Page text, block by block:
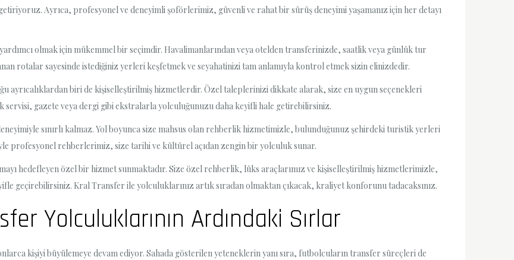
Ayrıca, profesyonel ve deneyimli şoförlerimiz, güvenli ve rahat bir sürüş deneyimi yaşamanız için her detayı
olmak için mükemmel bir seçimdir. Havalimanlarından veya otelden transferinizde, saatlik veya günlük tur
rotalar sayesinde istediğiniz yerleri keşfetmek ve seyahatinizi tam anlamıyla kontrol etmek sizin elinizdedir.
ayrıcalıklardan biri de kişiselleştirilmiş hizmetlerdir. Özel taleplerinizi dikkate alarak, size en uygun seçenekleri
servisi, gazete veya dergi gibi ekstralarla yolculuğunuzu daha keyifli hale getirebilirsiniz.
sınırlı kalmaz. Yol boyunca size mahsus olan rehberlik hizmetimizle, bulunduğunuz şehirdeki turistik yerleri
profesyonel rehberlerimiz, size tarihi ve kültürel açıdan zengin bir yolculuk sunar.
hedefleyen özel bir hizmet sunmaktadır. Size özel rehberlik, lüks araçlarımız ve kişiselleştirilmiş hizmetlerimizle,
geçirebilirsiniz. Kral Transfer ile yolculuklarınız artık sıradan olmaktan çıkacak, kraliyet konforunu tadacaksınız.
Yolculuklarının Ardındaki Sırlar
kişiyi büyülemeye devam ediyor. Sahada gösterilen yeteneklerin yanı sıra, futbolcuların transfer süreçleri de